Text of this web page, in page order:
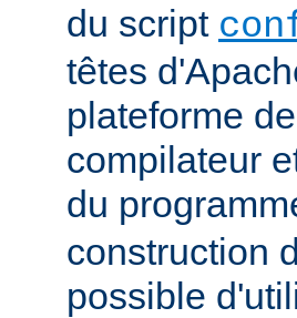
du script
têtes
plateforme
compilateur
du
construction
possible